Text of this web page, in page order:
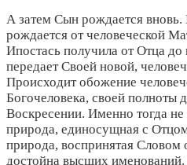
А затем Сын рождается
рождается от человеческой
Ипостась получила от Отца
передает Своей новой,
Происходит обожение
Богочеловека, своей полноты
Воскресении. Именно тогда не
природа, единосущная с
природа, воспринятая Словом
достойна высших именований.